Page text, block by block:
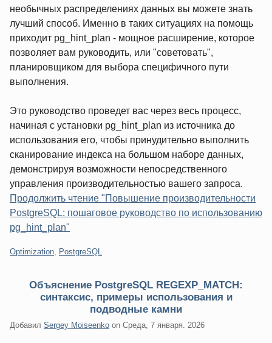
необычных распределениях данных вы можете знать
лучший способ. Именно в таких ситуациях на помощь
приходит pg_hint_plan - мощное расширение, которое
позволяет вам руководить, или "советовать",
планировщиком для выбора специфичного пути
выполнения.
Это руководство проведет вас через весь процесс,
начиная с установки pg_hint_plan из источника до
использования его, чтобы принудительно выполнить
сканирование индекса на большом наборе данных,
демонстрируя возможности непосредственного
управления производительностью вашего запроса.
Продолжить чтение "Повышение производительности
PostgreSQL: пошаговое руководство по использованию
pg_hint_plan"
Категории:
Optimization PostgreSQL
Объяснение PostgreSQL REGEXP_MATCH:
синтаксис, примеры использования и
подводные камни
Добавил Sergey Moiseenko on Среда, 7 января. 2026